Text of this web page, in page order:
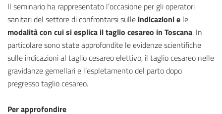
Il seminario ha rappresentato l’occasione per gli operatori
sanitari del settore di confrontarsi sulle indicazioni e le
modalità con cui si esplica il taglio cesareo in Toscana. In
particolare sono state approfondite le evidenze scientifiche
sulle indicazioni al taglio cesareo elettivo, il taglio cesareo nelle
gravidanze gemellari e l’espletamento del parto dopo
pregresso taglio cesareo.
Per approfondire